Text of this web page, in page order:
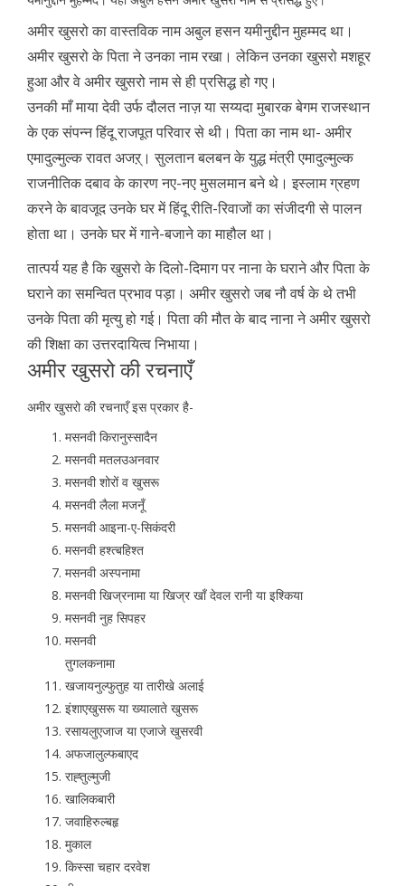
अमीर खुसरो का वास्तविक नाम अबुल हसन यमीनुद्दीन मुहम्मद था।
अमीर खुसरो के पिता ने उनका नाम रखा। लेकिन उनका खुसरो मशहूर
हुआ और वे अमीर खुसरो नाम से ही प्रसिद्ध हो गए।
उनकी माँ माया देवी उर्फ दौलत नाज़ या सय्यदा मुबारक बेगम राजस्थान
के एक संपन्न हिंदू राजपूत परिवार से थी। पिता का नाम था- अमीर
एमादुल्मुल्क रावत अजऱ्। सुलतान बलबन के युद्ध मंत्री एमादुल्मुल्क
राजनीतिक दबाव के कारण नए-नए मुसलमान बने थे। इस्लाम ग्रहण
करने के बावजूद उनके घर में हिंदू रीति-रिवाजों का संजीदगी से पालन
होता था। उनके घर में गाने-बजाने का माहौल था।
तात्पर्य यह है कि खुसरो के दिलो-दिमाग पर नाना के घराने और पिता के
घराने का समन्वित प्रभाव पड़ा। अमीर खुसरो जब नौ वर्ष के थे तभी
उनके पिता की मृत्यु हो गई। पिता की मौत के बाद नाना ने अमीर खुसरो
की शिक्षा का उत्तरदायित्व निभाया।
अमीर खुसरो की रचनाएँ
अमीर खुसरो की रचनाएँ इस प्रकार है-
मसनवी किरानुस्सादैन
मसनवी मतलउअनवार
मसनवी शोरों व खुसरू
मसनवी लैला मजनूँ
मसनवी आइना-ए-सिकंदरी
मसनवी हश्त्बहिश्त
मसनवी अस्पनामा
मसनवी खिज्रनामा या खिज्र खाँ देवल रानी या इश्किया
मसनवी नुह सिपहर
मसनवी
तुगलकनामा
खजायनुल्फुतुह या तारीखे अलाई
इंशाएखुसरू या ख्यालाते खुसरू
रसायलुएजाज या एजाजे खुसरवी
अफजालुल्फबाएद
राह्तुल्मुजी
खालिकबारी
जवाहिरुल्बहृ
मुकाल
किस्सा चहार दरवेश